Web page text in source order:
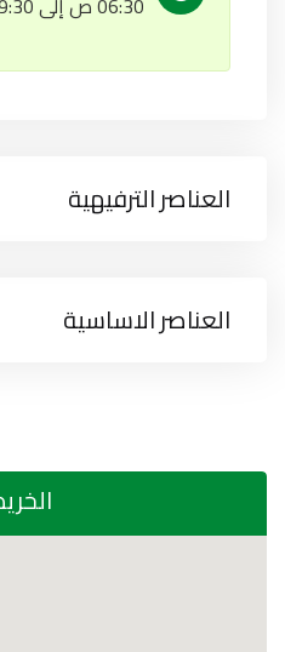
العناصر الترفيهية
العناصر الاساسية